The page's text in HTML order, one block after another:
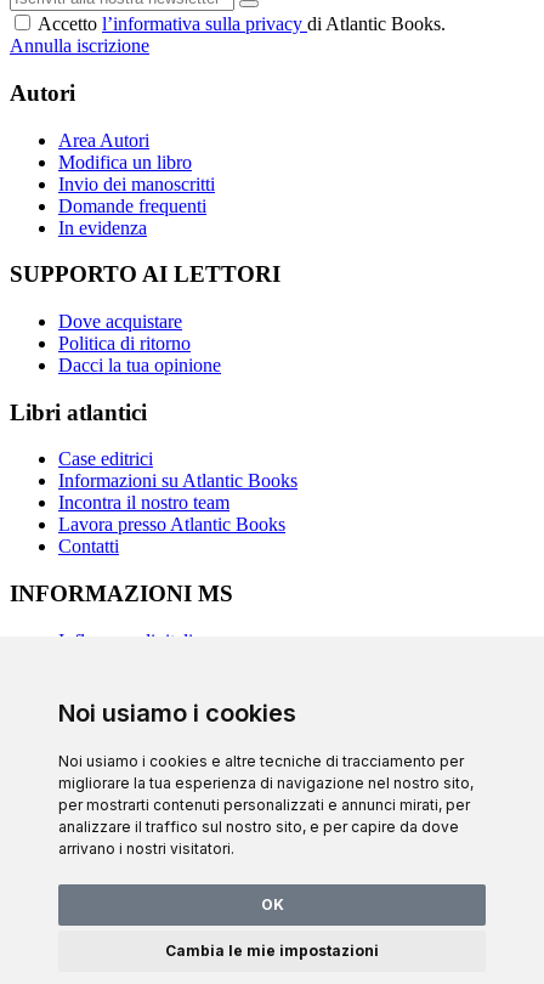
Noi usiamo i cookies
Noi usiamo i cookies e altre tecniche di tracciamento per
migliorare la tua esperienza di navigazione nel nostro sito,
per mostrarti contenuti personalizzati e annunci mirati, per
analizzare il traffico sul nostro sito, e per capire da dove
arrivano i nostri visitatori.
OK
Cambia le mie impostazioni
Accetto l’informativa sulla privacy di Atlantic Books.
Annulla iscrizione
Autori
Area Autori
Modifica un libro
Invio dei manoscritti
Domande frequenti
In evidenza
SUPPORTO AI LETTORI
Dove acquistare
Politica di ritorno
Dacci la tua opinione
Libri atlantici
Case editrici
Informazioni su Atlantic Books
Incontra il nostro team
Lavora presso Atlantic Books
Contatti
INFORMAZIONI MS
Influencer digitali
Sostenibilità
Sviluppo Netgócio ®
Politica sulla riservatezza
RAL e RLL
Preferenze sui cookie
Utilizziamo cookie propri e di terze parti per offrirti un esperienza e
Per sapere quali cookie utilizziamo e come disattivarli, leggi la
politica sui cookie. Ignorando o chiudendo questo messaggio, e